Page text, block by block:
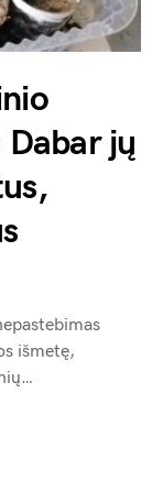
jų
išmetę,